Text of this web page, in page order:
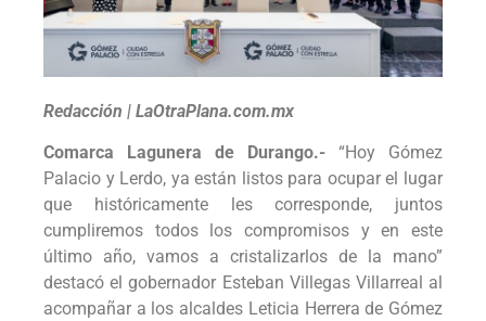
Redacción | LaOtraPlana.com.mx
Comarca Lagunera de Durango.- “Hoy Gómez
Palacio y Lerdo, ya están listos para ocupar el lugar
que históricamente les corresponde, juntos
cumpliremos todos los compromisos y en este
último año, vamos a cristalizarlos de la mano”
destacó el gobernador Esteban Villegas Villarreal al
acompañar a los alcaldes Leticia Herrera de Gómez